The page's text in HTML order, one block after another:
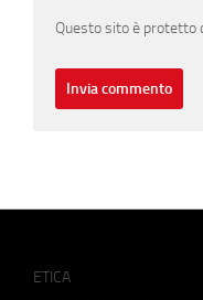
Questo sito è protetto
ETICA